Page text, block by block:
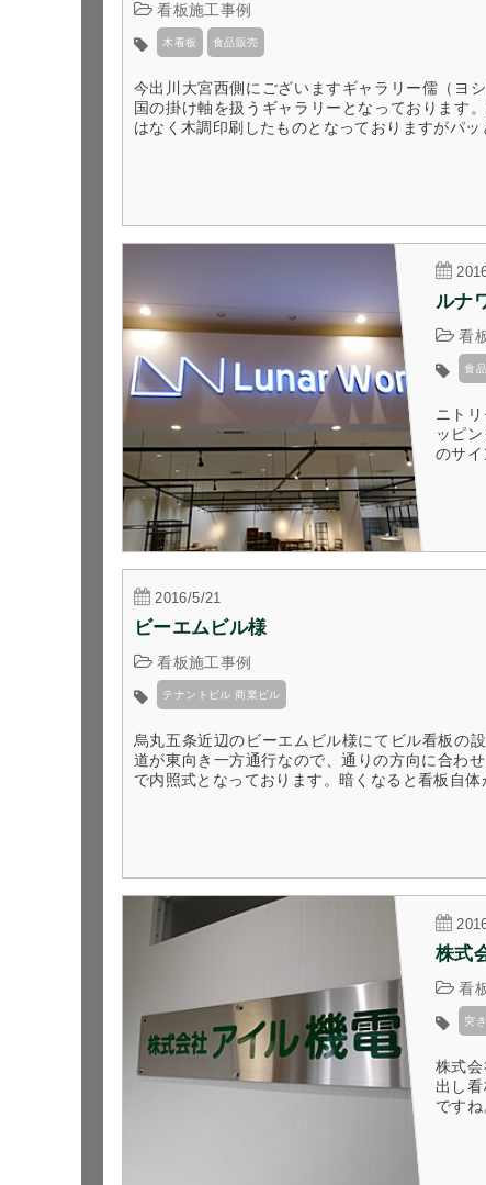
看板施工事例
木看板 食品販売
今出川大宮西側にございますギャラリー儒（ヨ
国の掛け軸を扱うギャラリーとなっております
はなく木調印刷したものとなっておりますがパッ
ルナ
看
食
ニト
ッピ
のサイ
2016/5/21
ビーエムビル様
看板施工事例
テナントビル 商業ビル
烏丸五条近辺のビーエムビル様にてビル看板の
道が東向き一方通行なので、通りの方向に合わ
で内照式となっております。暗くなると看板自体
株式
看
突
株式
出し
です